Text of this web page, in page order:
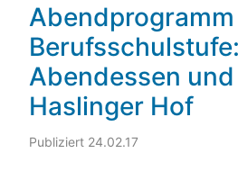
Berufsschulstufe:
Abendessen
Haslinger Hof
Publiziert 24.02.17